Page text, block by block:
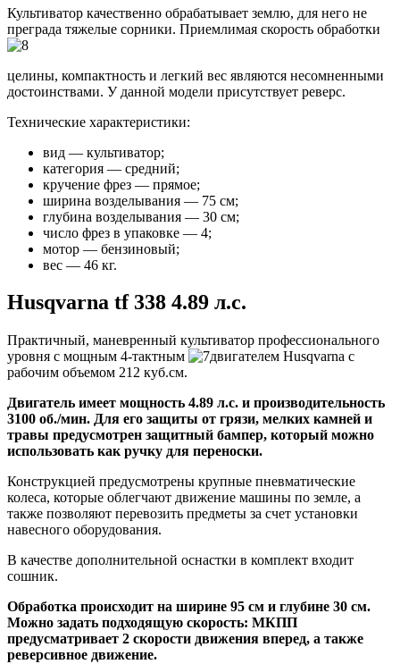
Культиватор качественно обрабатывает землю, для него не
преграда тяжелые сорники. Приемлимая скорость обработки
целины, компактность и легкий вес являются несомненными
достоинствами. У данной модели присутствует реверс.
Технические характеристики:
вид — культиватор;
категория — средний;
кручение фрез — прямое;
ширина возделывания — 75 см;
глубина возделывания — 30 см;
число фрез в упаковке — 4;
мотор — бензиновый;
вес — 46 кг.
Husqvarna tf 338 4.89 л.с.
Практичный, маневренный культиватор профессионального
уровня с мощным 4-тактным
двигателем Husqvarna с
рабочим объемом 212 куб.см.
Двигатель имеет мощность 4.89 л.с. и производительность
3100 об./мин. Для его защиты от грязи, мелких камней и
травы предусмотрен защитный бампер, который можно
использовать как ручку для переноски.
Конструкцией предусмотрены крупные пневматические
колеса, которые облегчают движение машины по земле, а
также позволяют перевозить предметы за счет установки
навесного оборудования.
В качестве дополнительной оснастки в комплект входит
сошник.
Обработка происходит на ширине 95 см и глубине 30 см.
Можно задать подходящую скорость: МКПП
предусматривает 2 скорости движения вперед, а также
реверсивное движение.